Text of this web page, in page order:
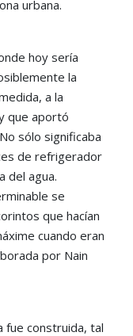
urbana.
hoy sería
la
a la
que aportó
sólo significaba
de refrigerador
del agua.
se
que hacían
cuando eran
por Nain
fue construida, tal